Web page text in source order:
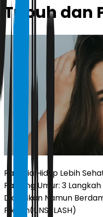
Tubuh dan
Rahasia Hidup Lebih
Panjang Umur: 3
Diabaikan Namun
Pikiran(UNSPLASH)